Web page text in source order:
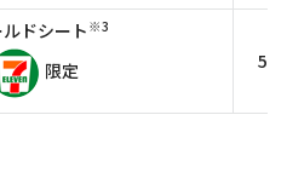
ドシート ※3
限定